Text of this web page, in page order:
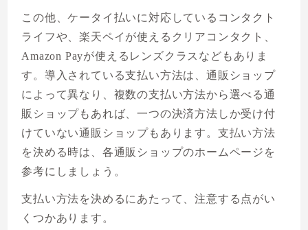
この他、ケータイ払いに対応しているコンタクト
ライフや、楽天ペイが使えるクリアコンタクト、
Amazon Payが使えるレンズクラスなどもありま
す。導入されている支払い方法は、通販ショップ
によって異なり、複数の支払い方法から選べる通
販ショップもあれば、一つの決済方法しか受け付
けていない通販ショップもあります。支払い方法
を決める時は、各通販ショップのホームページを
参考にしましょう。
支払い方法を決めるにあたって、注意する点がい
くつかあります。